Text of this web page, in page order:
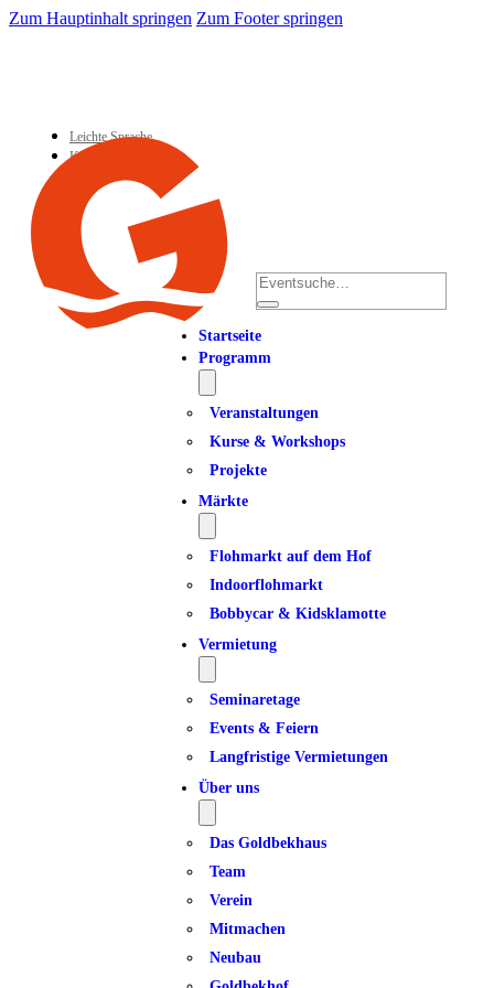
Zum Hauptinhalt springen Zum Footer springen
Leichte Sprache
Kontakt
Suchen
Startseite
Programm
Veranstaltungen
Kurse & Workshops
Projekte
Märkte
Flohmarkt auf dem Hof
Indoorflohmarkt
Bobbycar & Kidsklamotte
Vermietung
Seminaretage
Events & Feiern
Langfristige Vermietungen
Über uns
Das Goldbekhaus
Team
Verein
Mitmachen
Neubau